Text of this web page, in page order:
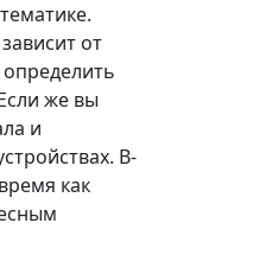
от
же вы
и
В-
как